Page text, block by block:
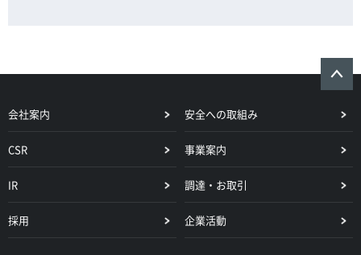
会社案内 安全への取組み
CSR 事業案内
IR 調達・お取引
採用 企業活動